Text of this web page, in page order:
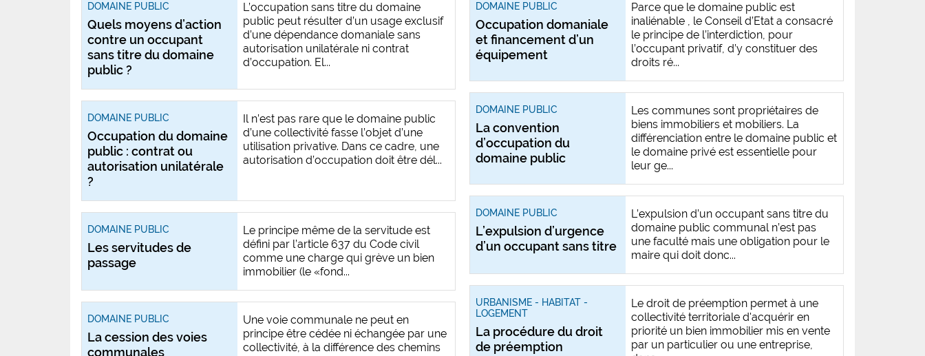
DOMAINE PUBLIC
Quels moyens d’action
contre un occupant
sans titre du domaine
public ?
L’occupation sans titre du domaine
public peut résulter d’un usage exclusif
d’une dépendance domaniale sans
autorisation unilatérale ni contrat
d’occupation. El...
DOMAINE PUBLIC
Occupation du domaine
public : contrat ou
autorisation unilatérale
?
Il n’est pas rare que le domaine public
d’une collectivité fasse l’objet d’une
utilisation privative. Dans ce cadre, une
autorisation d’occupation doit être dél...
DOMAINE PUBLIC
Les servitudes de
passage
Le principe même de la servitude est
défini par l’article 637 du Code civil
comme une charge qui grève un bien
immobilier (le «fond...
DOMAINE PUBLIC
La cession des voies
communales
Une voie communale ne peut en
principe être cédée ni échangée par une
collectivité, à la différence des chemins
DOMAINE PUBLIC
Occupation domaniale
et financement d’un
équipement
Parce que le domaine public est
inaliénable , le Conseil d’Etat a consacré
le principe de l’interdiction, pour
l’occupant privatif, d’y constituer des
droits ré...
DOMAINE PUBLIC
La convention
d’occupation du
domaine public
Les communes sont propriétaires de
biens immobiliers et mobiliers. La
différenciation entre le domaine public et
le domaine privé est essentielle pour
leur ge...
DOMAINE PUBLIC
L’expulsion d’urgence
d’un occupant sans titre
L’expulsion d’un occupant sans titre du
domaine public communal n’est pas
une faculté mais une obligation pour le
maire qui doit donc...
URBANISME - HABITAT -
LOGEMENT
La procédure du droit
de préemption
Le droit de préemption permet à une
collectivité territoriale d'acquérir en
priorité un bien immobilier mis en vente
par un particulier ou une entreprise,